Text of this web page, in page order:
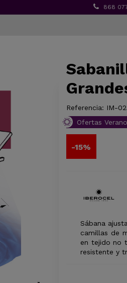
868
Referencia: IM-
Ofertas Verano
-15%
Sábana
camillas de
en tejido no
resistente y